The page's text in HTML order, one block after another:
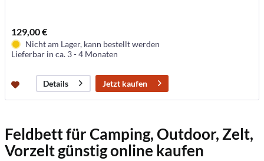
129,00 €
Nicht am Lager, kann bestellt werden
Lieferbar in ca. 3 - 4 Monaten
Details Jetzt kaufen
Feldbett für Camping, Outdoor, Zelt,
Vorzelt günstig online kaufen